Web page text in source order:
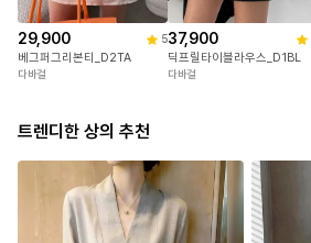
29,900 5
베그퍼그리본티_D2TA
다바걸
37,900
딕프릴타이블라우스_D1BL
다바걸
트렌디한 상의 추천